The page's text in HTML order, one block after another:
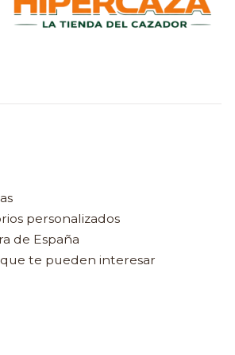
personalizados
de España
te pueden interesar